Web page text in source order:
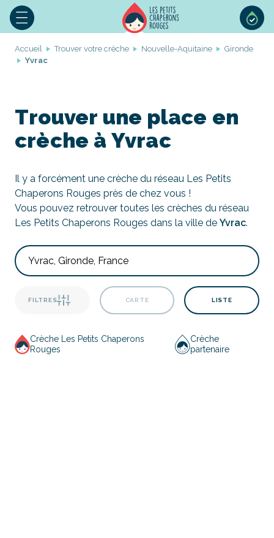
Accueil Trouver votre crèche Nouvelle-Aquitaine
Gironde
Yvrac
Trouver une place en
crèche à Yvrac
Il y a forcément une crèche du réseau Les Petits
Chaperons Rouges près de chez vous !
Vous pouvez retrouver toutes les crèches du réseau
Les Petits Chaperons Rouges dans la ville de Yvrac.
FILTRES CARTE LISTE
Crèche Les Petits Chaperons
Rouges
Crèche
partenaire